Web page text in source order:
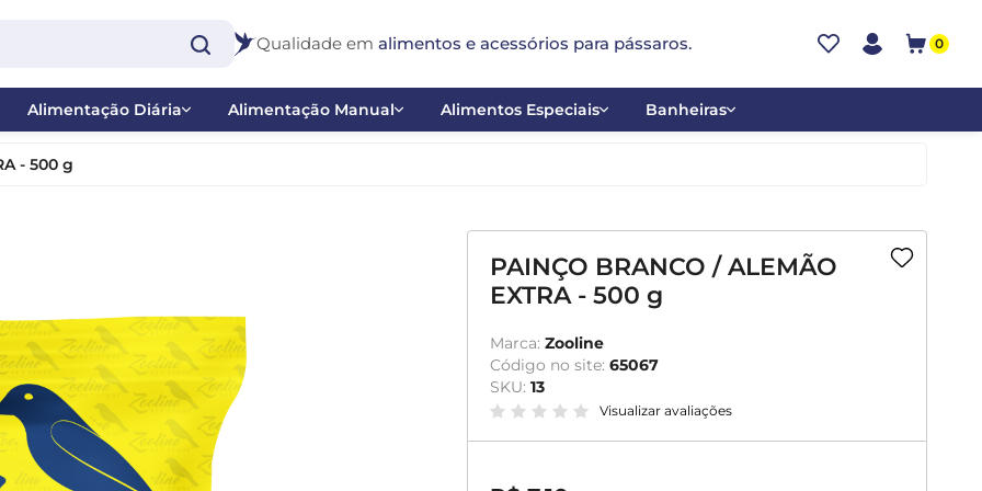
Qualidade em alimentos e acessórios para pássaros. 0
Alimentação Diária
Extrusadas
Alimentação Manual Alimentos Especiais
Nectar
Pigmentantes
Banheiras
Plástica
- 500 g
PAINÇO BRANCO / ALEMÃO
EXTRA - 500 g
Marca: Zooline
Código no site: 65067
SKU: 13
Visualizar avaliações